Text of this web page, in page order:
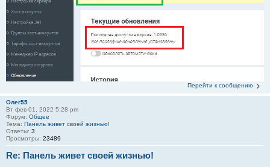
Перейти к сообщению
Олег55
Вт фев 01, 2022 5:28 pm
Форум: Общее
Тема: Панель живет своей жизнью!
Ответы: 3
Просмотры: 23489
Re: Панель живет своей жизнью!